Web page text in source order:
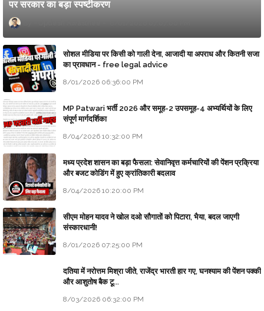
पर सरकार का बड़ा स्पष्टीकरण
सोशल मीडिया पर किसी को गाली देना, आजादी या अपराध और कितनी सजा
का प्रावधान - free legal advice
8/01/2026 06:36:00 PM
MP Patwari भर्ती 2026 और समूह-2 उपसमूह-4 अभ्यर्थियों के लिए
संपूर्ण मार्गदर्शिका
8/04/2026 10:32:00 PM
मध्य प्रदेश शासन का बड़ा फैसला: सेवानिवृत्त कर्मचारियों की पेंशन प्रक्रिया
और बजट कोडिंग में हुए क्रांतिकारी बदलाव
8/04/2026 10:20:00 PM
सीएम मोहन यादव ने खोल दओ सौगातों को पिटारा, भैया, बदल जाएगी
संस्कारधानी!
8/01/2026 07:25:00 PM
दतिया में नरोत्तम मिश्रा जीते, राजेंद्र भारती हार गए, घनश्याम की पेंशन पक्की
और आशुतोष बैक टू...
8/03/2026 06:32:00 PM